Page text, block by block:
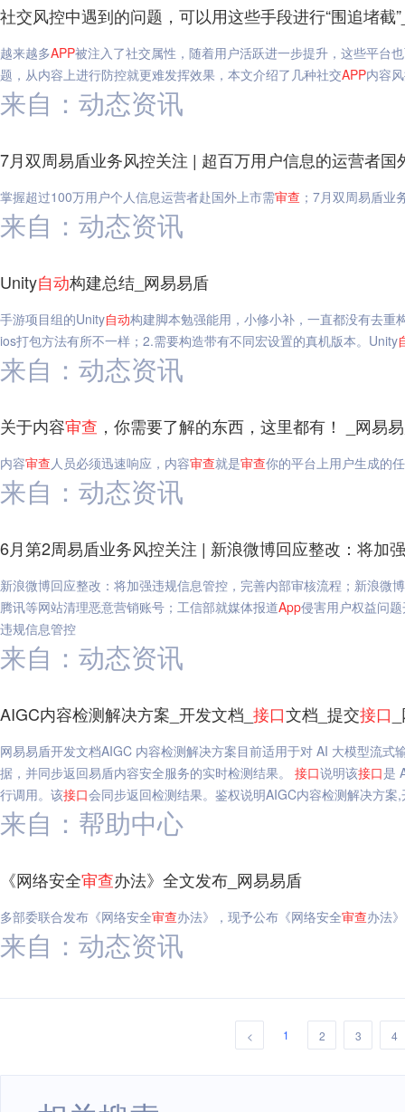
社交风控中遇到的问题，可以用这些手段进行“围追堵截
越来越多APP被注入了社交属性，随着用户活跃进一步提升，这些平台
题，从内容上进行防控就更难发挥效果，本文介绍了几种社交APP内容
来自：动态资讯
7月双周易盾业务风控关注 | 超百万用户信息的运营者
掌握超过100万用户个人信息运营者赴国外上市需审查 ；7月双周易盾
来自：动态资讯
Unity自动构建总结_网易易盾
手游项目组的Unity自动构建脚本勉强能用，小修小补，一直都没有去
ios打包方法有所不一样；2.需要构造带有不同宏设置的真机版本。Unity
来自：动态资讯
关于内容审查 ，你需要了解的东西，这里都有！ _网易
内容审查人员必须迅速响应，内容审查就是审查你的平台上用户生成的
来自：动态资讯
6月第2周易盾业务风控关注 | 新浪微博回应整改：将加
新浪微博回应整改：将加强违规信息管控，完善内部审核流程；新浪微
腾讯等网站清理恶意营销账号；工信部就媒体报道App侵害用户权益问
违规信息管控
来自：动态资讯
AIGC内容检测解决方案_开发文档_ 接口文档_提交接口
网易易盾开发文档AIGC 内容检测解决方案目前适用于对 AI 大模型流式
据，并同步返回易盾内容安全服务的实时检测结果。 接口说明该接口是
行调用。该接口会同步返回检测结果。鉴权说明AIGC内容检测解决方案
来自：帮助中心
《网络安全审查办法》全文发布_网易易盾
多部委联合发布《网络安全审查办法》，现予公布《网络安全审查办法
来自：动态资讯
< 1 2 3 4